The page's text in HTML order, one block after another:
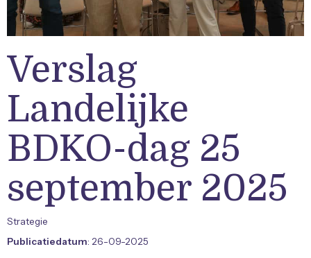
Verslag
Landelijke
BDKO-dag 25
september 2025
Strategie
Publicatiedatum: 26-09-2025